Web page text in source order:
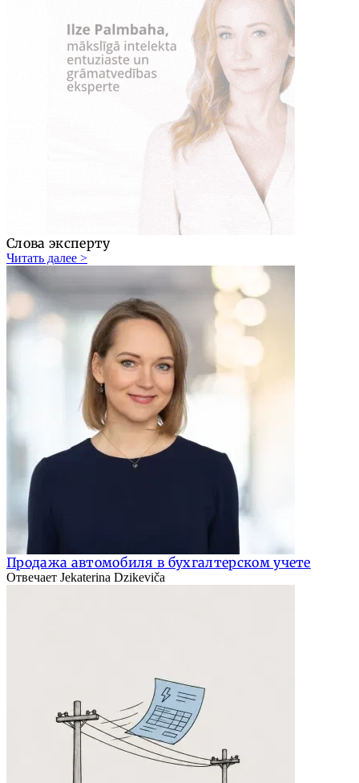
Слова эксперту
Читать далее >
Продажа автомобиля в бухгалтерском учете
Отвечает Jekaterina Dzikeviča